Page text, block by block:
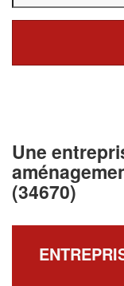
Une
(34670)